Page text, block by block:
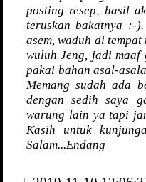
posting resep, hasil
teruskan bakatnya :-
asem, waduh di
wuluh Jeng, jadi maaf
pakai bahan asal-
Memang sudah ada
dengan sedih saya
warung lain ya tapi
Kasih untuk
Salam...Endang